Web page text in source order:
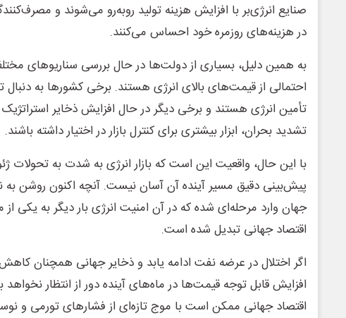
صنایع انرژی‌بر با افزایش هزینه تولید روبه‌رو می‌شوند و
در هزینه‌های روزمره خود احساس می‌کنند.
به همین دلیل، بسیاری از دولت‌ها در حال بررسی سناریوهای
احتمالی از قیمت‌های بالای انرژی هستند. برخی کشورها به
تأمین انرژی هستند و برخی دیگر در حال افزایش ذخایر
تشدید بحران، ابزار بیشتری برای کنترل بازار در اختیار داشته باشند.
با این حال، واقعیت این است که بازار انرژی به شدت به تحولات
پیش‌بینی دقیق مسیر آینده آن آسان نیست. آنچه اکنون روشن
جهان وارد مرحله‌ای شده که در آن امنیت انرژی بار دیگر به یکی
اقتصاد جهانی تبدیل شده است.
اگر اختلال در عرضه نفت ادامه یابد و ذخایر جهانی همچنان کاهش
افزایش قابل توجه قیمت‌ها در ماه‌های آینده دور از انتظار
اقتصاد جهانی ممکن است با موج تازه‌ای از فشارهای تورمی و